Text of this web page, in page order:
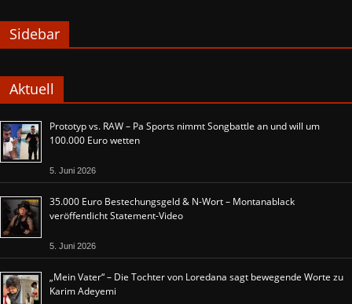
Sidebar
Aktuell
Prototyp vs. RAW – Pa Sports nimmt Songbattle an und will um
100.000 Euro wetten
5. Juni 2026
35.000 Euro Bestechungsgeld & N-Wort – Montanablack
veröffentlicht Statement-Video
5. Juni 2026
„Mein Vater“ – Die Tochter von Loredana sagt bewegende Worte zu
Karim Adeyemi